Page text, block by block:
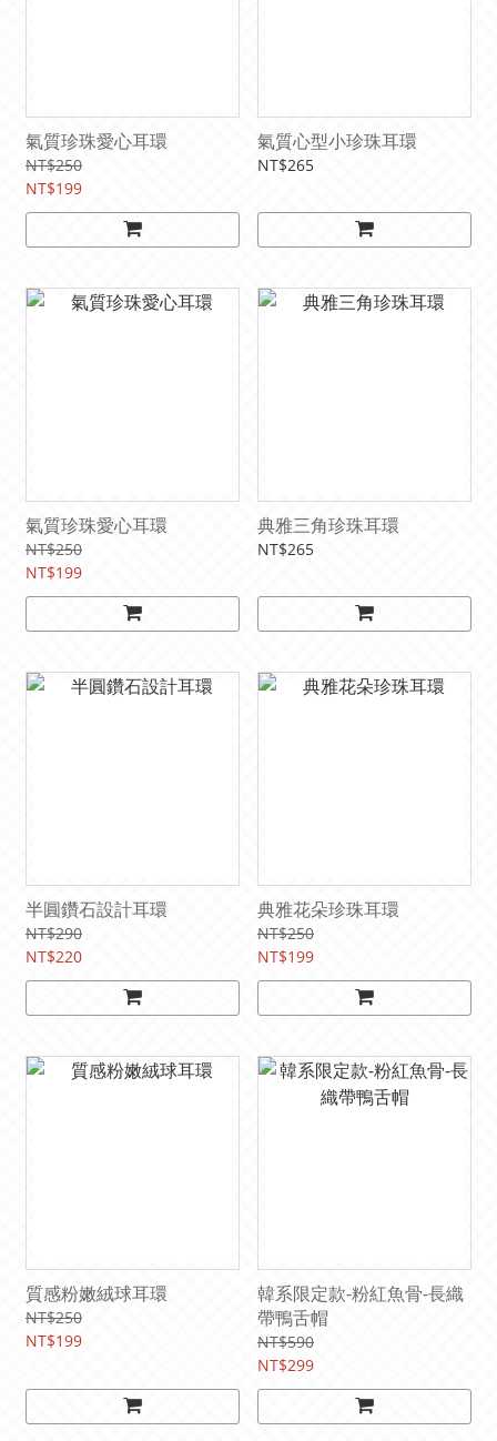
氣質珍珠愛心耳環
NT$250
NT$199
氣質心型小珍珠耳環
NT$265
氣質珍珠愛心耳環
NT$250
NT$199
典雅三角珍珠耳環
NT$265
半圓鑽石設計耳環
NT$290
NT$220
典雅花朵珍珠耳環
NT$250
NT$199
質感粉嫩絨球耳環
NT$250
NT$199
韓系限定款-粉紅魚骨-長織
帶鴨舌帽
NT$590
NT$299